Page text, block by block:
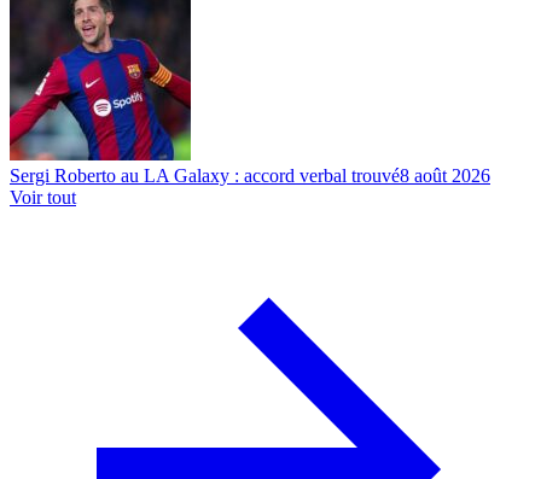
Sergi Roberto au LA Galaxy : accord verbal trouvé8 août 2026
Voir tout